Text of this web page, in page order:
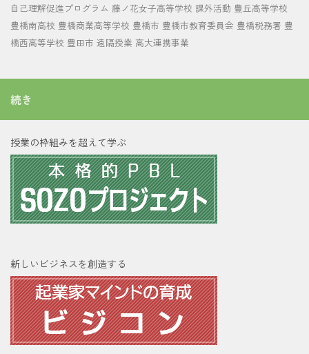
自己理解促進プログラム 藤ノ花女子高等学校 課外活動 豊丘高等学校
豊橋南高校 豊橋商業高等学校 豊橋市 豊橋市教育委員会 豊橋税務署 豊
橋西高等学校 豊田市 遠隔授業 高大連携事業
続き
授業の枠組みを超えて学ぶ
新しいビジネスを創造する